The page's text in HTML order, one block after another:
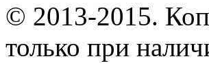
© 2013-2015.
только при